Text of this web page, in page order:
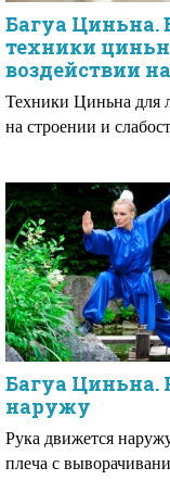
Багуа Циньна.
техники
воздействии
Техники Циньна для
на строении и
Багуа Циньна.
наружу
Рука движется
плеча с